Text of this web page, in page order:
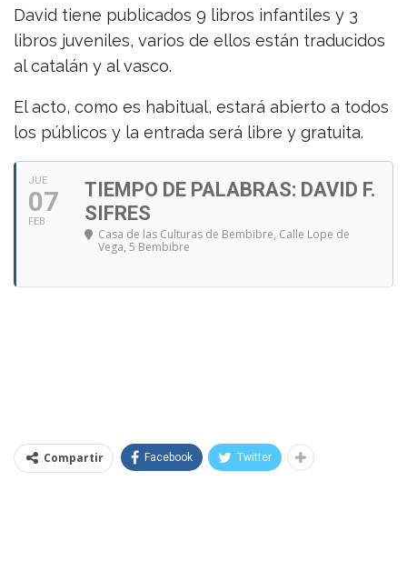
David tiene publicados 9 libros infantiles y 3
libros juveniles, varios de ellos están traducidos
al catalán y al vasco.
El acto, como es habitual, estará abierto a todos
los públicos y la entrada será libre y gratuita.
JUE
07
FEB
TIEMPO DE PALABRAS: DAVID F.
SIFRES
Casa de las Culturas de Bembibre, Calle Lope de
Vega, 5 Bembibre
Compartir Facebook Twitter